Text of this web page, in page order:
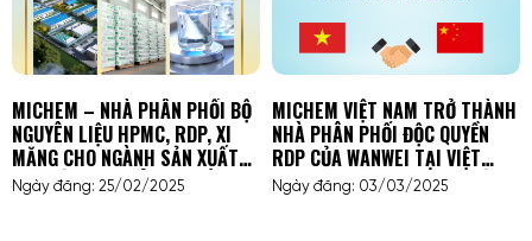
MICHEM – NHÀ PHÂN PHỐI BỘ
NGUYÊN LIỆU HPMC, RDP, XI
MĂNG CHO NGÀNH SẢN XUẤT
BỘT BẢ, VỮA KHÔ, KEO DÁN
Ngày đăng: 25/02/2025
MICHEM VIỆT NAM TRỞ THÀNH
NHÀ PHÂN PHỐI ĐỘC QUYỀN
RDP CỦA WANWEI TẠI VIỆT
NAMMICHEM VIỆT NAM TRỞ
Ngày đăng: 03/03/2025